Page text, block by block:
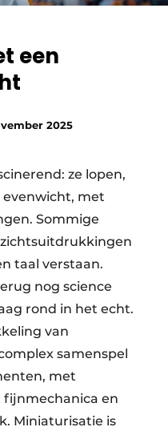
een
2025
ze lopen,
met
Sommige
taal verstaan.
nog science
rond in het echt.
van
samenspel
met
en
Miniaturisatie is